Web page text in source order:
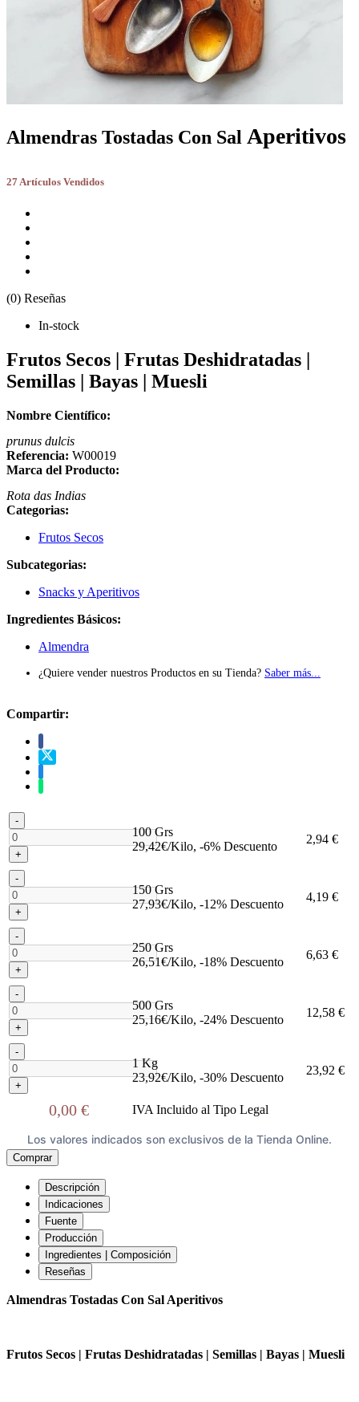
Almendras Tostadas Con Sal Aperitivos
27 Artículos Vendidos
(0) Reseñas
In-stock
Frutos Secos | Frutas Deshidratadas |
Semillas | Bayas | Muesli
Nombre Científico:
prunus dulcis
Referencia: W00019
Marca del Producto:
Rota das Indias
Categorias:
Frutos Secos
Subcategorias:
Snacks y Aperitivos
Ingredientes Básicos:
Almendra
¿Quiere vender nuestros Productos en su Tienda? Saber más...
Compartir:
-
+
100 Grs
29,42€/Kilo, -6% Descuento
2,94 €
-
+
150 Grs
27,93€/Kilo, -12% Descuento
4,19 €
-
+
250 Grs
26,51€/Kilo, -18% Descuento
6,63 €
-
+
500 Grs
25,16€/Kilo, -24% Descuento
12,58 €
-
+
1 Kg
23,92€/Kilo, -30% Descuento
23,92 €
0,00 € IVA Incluido al Tipo Legal
Los valores indicados son exclusivos de la Tienda Online.
Comprar
Descripción
Indicaciones
Fuente
Producción
Ingredientes | Composición
Reseñas
Almendras Tostadas Con Sal Aperitivos
Frutos Secos | Frutas Deshidratadas | Semillas | Bayas | Muesli